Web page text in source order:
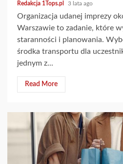
Redakcja 1Tops.pl 3 lata ago
Organizacja udanej imprezy
Warszawie to zadanie, które
staranności i planowania.
środka transportu dla
jednym z...
Read More